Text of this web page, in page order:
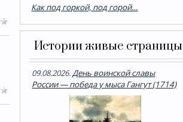
Как под горкой, под горой…
Истории живые страницы
09.08.2026.День воинской славы
России — победа у мыса Гангут (1714)